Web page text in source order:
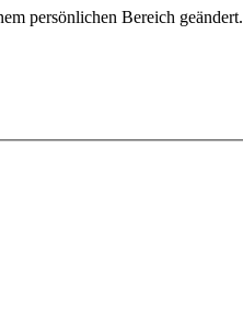
persönlichen Bereich geändert.